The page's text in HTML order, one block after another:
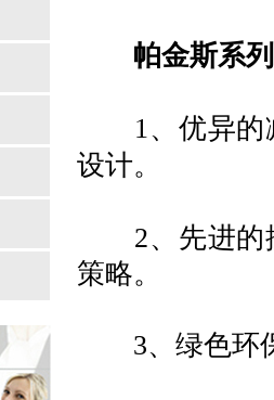
帕金斯系
1、优异的减
设计。
2、先进的控
策略。
3、绿色环保